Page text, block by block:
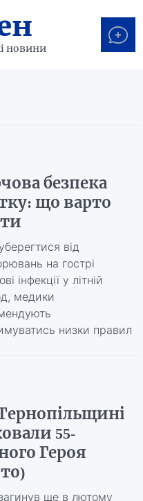
новини
безпека
що варто
від
на гострі
інфекції у літній
медики
низки правил
55-
Героя
ще в лютому